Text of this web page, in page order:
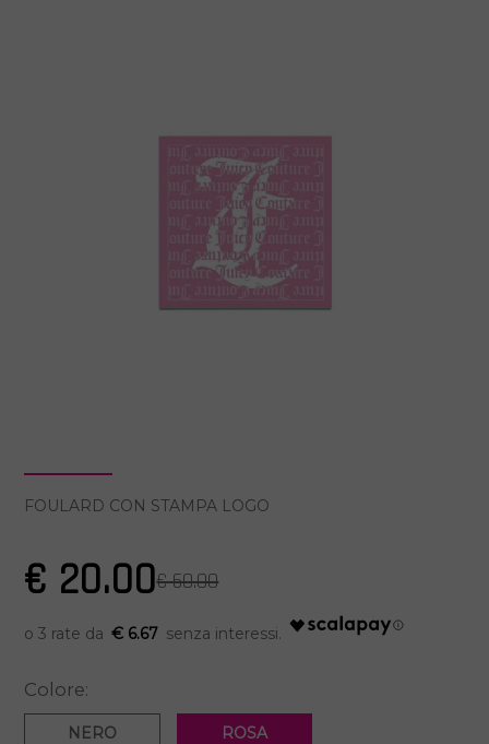
FOULARD CON STAMPA LOGO
€ 20.00€ 60.00
€ 6.67
Colore:
NERO ROSA